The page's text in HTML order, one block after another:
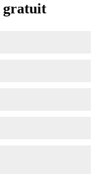
gratuit